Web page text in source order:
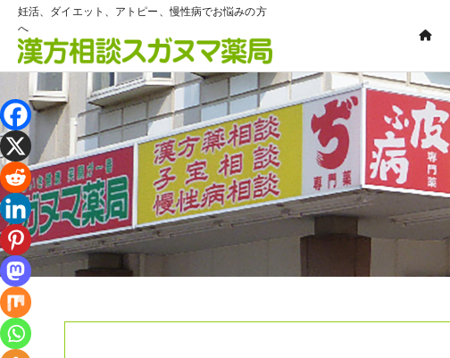
妊活、ダイエット、アトピー、慢性病でお悩みの方
へ